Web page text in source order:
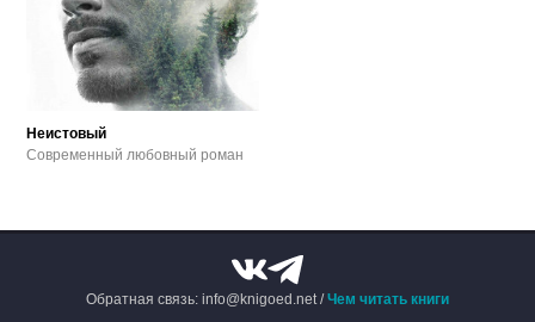
Неистовый
Современный любовный роман
Обратная связь: info@knigoed.net /Чем читать книги